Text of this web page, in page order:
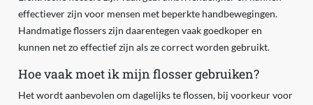
effectiever zijn voor mensen met beperkte handbewegingen.
Handmatige flossers zijn daarentegen vaak goedkoper en
kunnen net zo effectief zijn als ze correct worden gebruikt.
Hoe vaak moet ik mijn flosser gebruiken?
Het wordt aanbevolen om dagelijks te flossen, bij voorkeur voor